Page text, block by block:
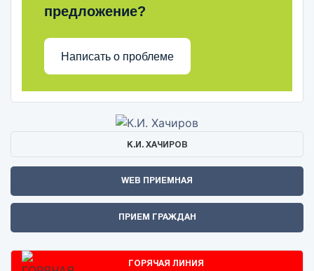
предложение?
Написать о проблеме
К.И. ХАЧИРОВ
WEB ПРИЕМНАЯ
ПРИЕМ ГРАЖДАН
ГОРЯЧАЯ ЛИНИЯ